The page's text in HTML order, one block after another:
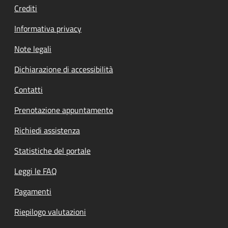
Crediti
Informativa privacy
Note legali
Dichiarazione di accessibilità
Contatti
Prenotazione appuntamento
Richiedi assistenza
Statistiche del portale
Leggi le FAQ
Pagamenti
Riepilogo valutazioni